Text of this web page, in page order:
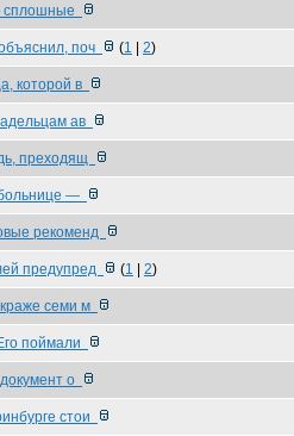
сплошные
поч (1 2)
которой в
ав
преходящ
—
рекоменд
предупред (1 2)
семи м
поймали
о
стои